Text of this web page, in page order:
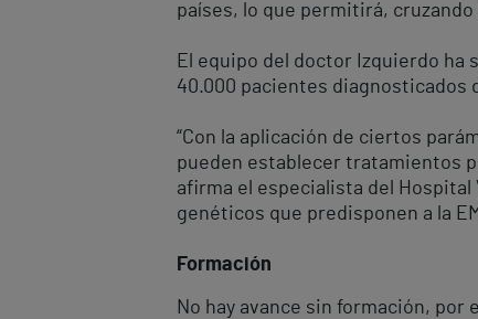
países, lo que permitirá,
El equipo del doctor Izquierdo ha
40.000 pacientes diagnosticados
“Con la aplicación de ciertos
pueden establecer tratamientos
afirma el especialista del
genéticos que predisponen a la
Formación
No hay avance sin formación,